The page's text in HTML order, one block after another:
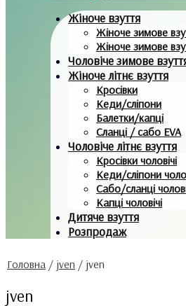
Жіноче взуття
Жіноче зимове
Жіноче зимове
Чоловіче зимове
Жіноче літнє взуття
Кросівки
Кеди/сліпони
Балетки/капці
Сланці / сабо EVA
Чоловіче літнє взуття
Кросівки чоловічі
Кеди/сліпони
Сабо/сланці
Капці чоловічі
Дитяче взуття
Розпродаж
Головна / jven / jven
jven